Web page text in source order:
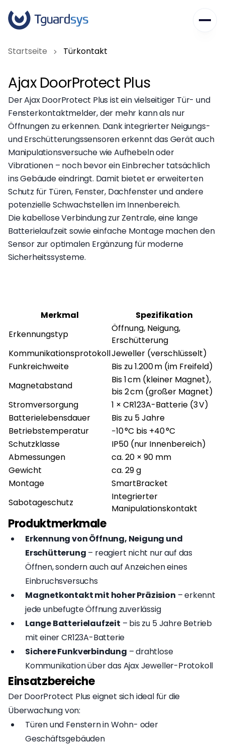
Das erste Jahr schenken wir Ihnen.
Unternehmen
Unsere Werte
Häufig gestellte Fragen
Haussicherheit
Gewerbesicherheit
Unternehmenslösungen
Karriere
Kontakt
+49 2331 62 48 128
info@tguardsys.de
Am Waldesrand 4, 58093 Hagen/Germany
Startseite Türkontakt
Ajax DoorProtect Plus
Der Ajax DoorProtect Plus ist ein vielseitiger Tür- und
Fensterkontaktmelder, der mehr kann als nur
Öffnungen zu erkennen. Dank integrierter Neigungs-
und Erschütterungssensoren erkennt das Gerät auch
Manipulationsversuche wie Aufhebeln oder
Vibrationen – noch bevor ein Einbrecher tatsächlich
ins Gebäude eindringt. Damit bietet er erweiterten
Schutz für Türen, Fenster, Dachfenster und andere
potenzielle Schwachstellen im Innenbereich.
Die kabellose Verbindung zur Zentrale, eine lange
Batterielaufzeit sowie einfache Montage machen den
Sensor zur optimalen Ergänzung für moderne
Sicherheitssysteme.
Merkmal
Spezifikation
Erkennungstyp
Öffnung, Neigung,
Erschütterung
KommunikationsprotokollJeweller (verschlüsselt)
Funkreichweite
Bis zu 1.200 m (im Freifeld)
Magnetabstand
Bis 1 cm (kleiner Magnet),
bis 2 cm (großer Magnet)
Stromversorgung
1 × CR123A-Batterie (3 V)
Batterielebensdauer
Bis zu 5 Jahre
Betriebstemperatur
−10 °C bis +40 °C
Schutzklasse
IP50 (nur Innenbereich)
Abmessungen
ca. 20 × 90 mm
Gewicht
ca. 29 g
Montage
SmartBracket
Sabotageschutz
Integrierter
Manipulationskontakt
Produktmerkmale
Erkennung von Öffnung, Neigung und
Erschütterung – reagiert nicht nur auf das
Öffnen, sondern auch auf Anzeichen eines
Einbruchsversuchs
Magnetkontakt mit hoher Präzision – erkennt
jede unbefugte Öffnung zuverlässig
Lange Batterielaufzeit – bis zu 5 Jahre Betrieb
mit einer CR123A-Batterie
Sichere Funkverbindung – drahtlose
Kommunikation über das Ajax Jeweller-Protokoll
Einsatzbereiche
Der DoorProtect Plus eignet sich ideal für die
Überwachung von:
Türen und Fenstern in Wohn- oder
Geschäftsgebäuden